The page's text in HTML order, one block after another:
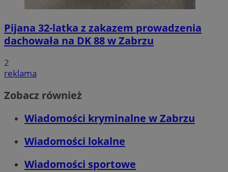
Pijana 32-latka z zakazem prowadzenia
dachowała na DK 88 w Zabrzu
2
reklama
Zobacz również
Wiadomości kryminalne w Zabrzu
Wiadomości lokalne
Wiadomości sportowe